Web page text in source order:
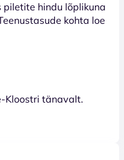
hindu lõplikuna
kohta loe
Kloostri tänavalt.